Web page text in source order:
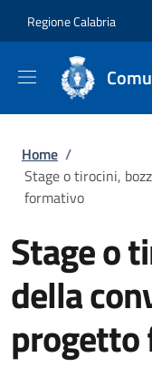
Regione Calabria
Briciole di
Home /
Stage o tirocini,
formativo
Stage o
della